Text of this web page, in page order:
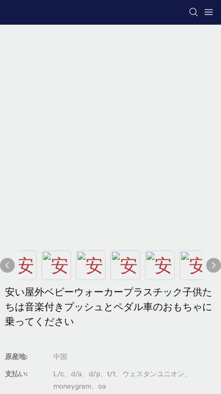
安い屋外ベビーウォーカープラスチック子供た
ちは音楽付きプッシュとペダル車のおもちゃに
乗ってください
原産地: 中国
支払い:
L/c、d/a、d/p、t/t、ウェスタンユニオン、
moneygram、oa